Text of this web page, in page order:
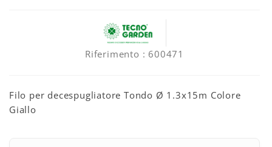
Riferimento : 600471
Filo per decespugliatore Tondo Ø 1.3x15m Colore
Giallo